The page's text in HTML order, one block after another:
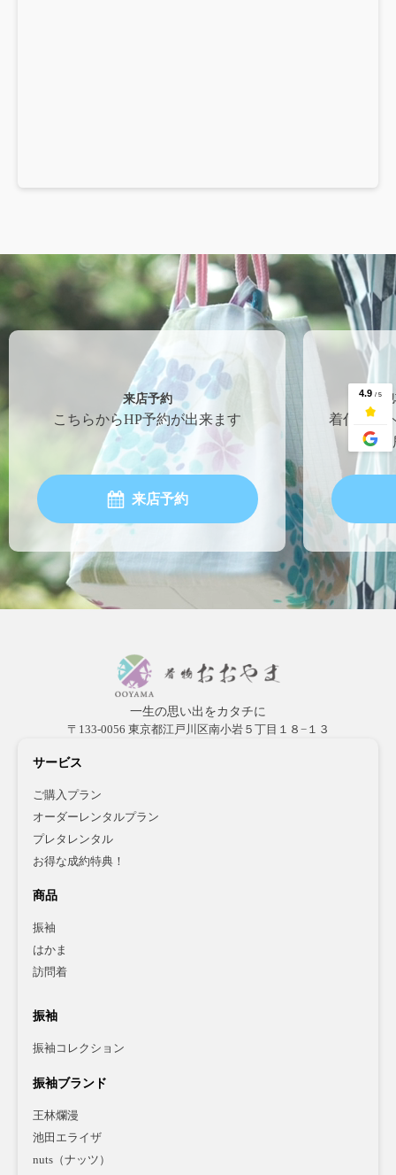
来店予約
こちらからHP予約が出来ます
来店予約
着付け・
一ヶ
一生の思い出をカタチに
〒133-0056 東京都江戸川区南小岩５丁目１８−１３
サービス
ご購入プラン
オーダーレンタルプラン
プレタレンタル
お得な成約特典！
商品
振袖
はかま
訪問着
振袖
振袖コレクション
振袖ブランド
王林爛漫
池田エライザ
nuts（ナッツ）